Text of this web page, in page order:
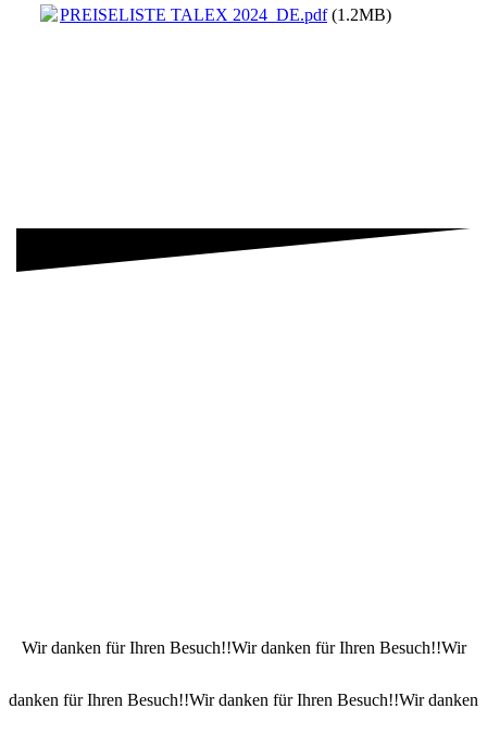
PREISELISTE TALEX 2024_DE.pdf(1.2MB)
Wir danken für Ihren Besuch!!Wir danken für Ihren Besuch!!Wir
danken für Ihren Besuch!!Wir danken für Ihren Besuch!!Wir danken